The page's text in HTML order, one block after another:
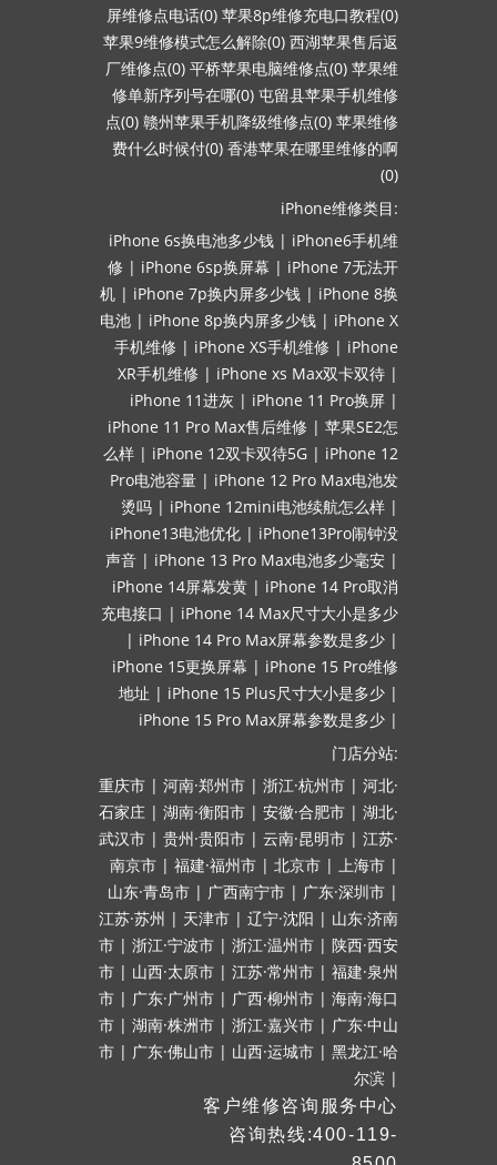
屏维修点电话(0) 苹果8p维修充电口教程(0)
苹果9维修模式怎么解除(0) 西湖苹果售后返
厂维修点(0) 平桥苹果电脑维修点(0) 苹果维
修单新序列号在哪(0) 屯留县苹果手机维修
点(0) 赣州苹果手机降级维修点(0) 苹果维修
费什么时候付(0) 香港苹果在哪里维修的啊
(0)
iPhone维修类目:
iPhone 6s换电池多少钱 | iPhone6手机维
修 | iPhone 6sp换屏幕 | iPhone 7无法开
机 | iPhone 7p换内屏多少钱 | iPhone 8换
电池 | iPhone 8p换内屏多少钱 | iPhone X
手机维修 | iPhone XS手机维修 | iPhone
XR手机维修 | iPhone xs Max双卡双待 |
iPhone 11进灰 | iPhone 11 Pro换屏 |
iPhone 11 Pro Max售后维修 | 苹果SE2怎
么样 | iPhone 12双卡双待5G | iPhone 12
Pro电池容量 | iPhone 12 Pro Max电池发
烫吗 | iPhone 12mini电池续航怎么样 |
iPhone13电池优化 | iPhone13Pro闹钟没
声音 | iPhone 13 Pro Max电池多少毫安 |
iPhone 14屏幕发黄 | iPhone 14 Pro取消
充电接口 | iPhone 14 Max尺寸大小是多少
| iPhone 14 Pro Max屏幕参数是多少 |
iPhone 15更换屏幕 | iPhone 15 Pro维修
地址 | iPhone 15 Plus尺寸大小是多少 |
iPhone 15 Pro Max屏幕参数是多少 |
门店分站:
重庆市 | 河南·郑州市 | 浙江·杭州市 | 河北·
石家庄 | 湖南·衡阳市 | 安徽·合肥市 | 湖北·
武汉市 | 贵州·贵阳市 | 云南·昆明市 | 江苏·
南京市 | 福建·福州市 | 北京市 | 上海市 |
山东·青岛市 | 广西南宁市 | 广东·深圳市 |
江苏·苏州 | 天津市 | 辽宁·沈阳 | 山东·济南
市 | 浙江·宁波市 | 浙江·温州市 | 陕西·西安
市 | 山西·太原市 | 江苏·常州市 | 福建·泉州
市 | 广东·广州市 | 广西·柳州市 | 海南·海口
市 | 湖南·株洲市 | 浙江·嘉兴市 | 广东·中山
市 | 广东·佛山市 | 山西·运城市 | 黑龙江·哈
尔滨 |
客户维修咨询服务中心
咨询热线:400-119-